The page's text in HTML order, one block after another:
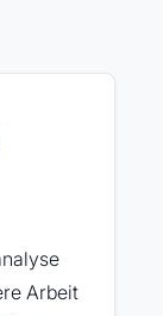
Arbeit